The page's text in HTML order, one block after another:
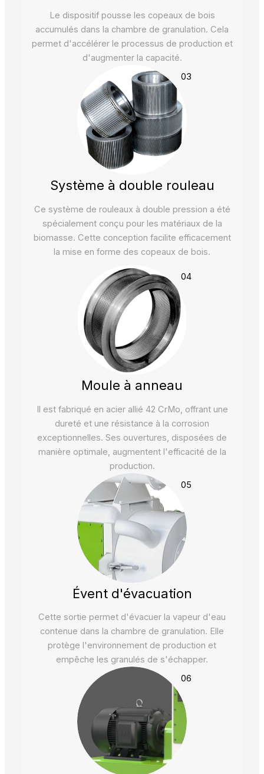
Le dispositif pousse les copeaux de bois
accumulés dans la chambre de granulation. Cela
permet d'accélérer le processus de production et
d'augmenter la capacité.
03
Système à double rouleau
Ce système de rouleaux à double pression a été
spécialement conçu pour les matériaux de la
biomasse. Cette conception facilite efficacement
la mise en forme des copeaux de bois.
04
Moule à anneau
Il est fabriqué en acier allié 42 CrMo, offrant une
dureté et une résistance à la corrosion
exceptionnelles. Ses ouvertures, disposées de
manière optimale, augmentent l'efficacité de la
production.
05
Évent d'évacuation
Cette sortie permet d'évacuer la vapeur d'eau
contenue dans la chambre de granulation. Elle
protège l'environnement de production et
empêche les granulés de s'échapper.
06